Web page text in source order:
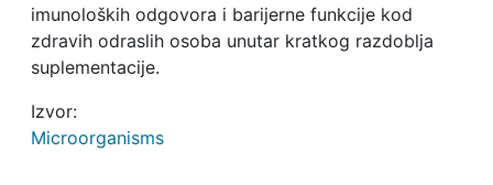
imunoloških odgovora i barijerne funkcije kod
zdravih odraslih osoba unutar kratkog razdoblja
suplementacije.
Izvor:
Microorganisms